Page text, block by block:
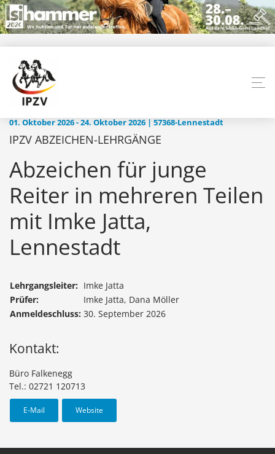
01. Oktober 2026 - 24. Oktober 2026 | 57368-Lennestadt
IPZV ABZEICHEN-LEHRGÄNGE
Abzeichen für junge
Reiter in mehreren Teilen
mit Imke Jatta,
Lennestadt
Lehrgangsleiter: Imke Jatta
Prüfer:
Imke Jatta, Dana Möller
Anmeldeschluss: 30. September 2026
Kontakt:
Büro Falkenegg
Tel.: 02721 120713
E-Mail Website